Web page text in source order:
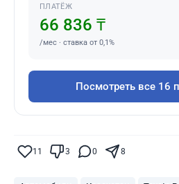
ПЛАТЁЖ
66 836 ₸
/мес · ставка от 0,1%
Посмотреть все 16
11 3 0 8
показываться